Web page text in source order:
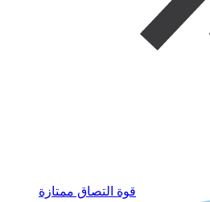
قوة التصاق ممتازة